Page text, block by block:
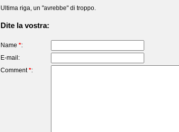
Ultima riga, un "avrebbe" di troppo.
Dite la vostra:
Name *:
E-mail:
Comment*: